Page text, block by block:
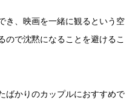
き、映画を一緒に観るという空
ので沈黙になることを避けるこ
ばかりのカップルにおすすめで